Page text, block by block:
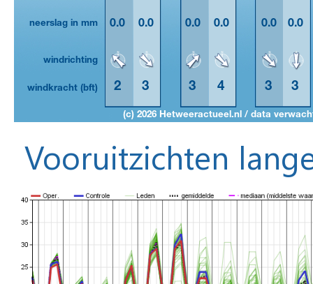
Vooruitzichten